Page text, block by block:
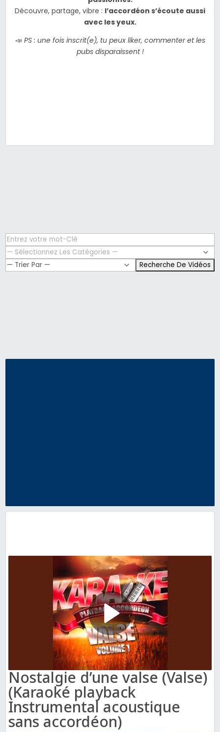
Découvre, partage, vibre : l’accordéon s’écoute aussi
avec les yeux.
📣 PS : une fois inscrit(e), tu peux liker, commenter et les
pubs disparaissent !
Nostalgie d’une valse (Valse)
(Karaoké playback
Instrumental acoustique
sans accordéon)